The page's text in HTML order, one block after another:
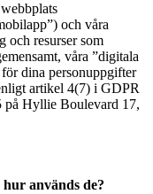
och våra
och resurser som
våra ”digitala
dina personuppgifter
artikel 4(7) i GDPR
Hyllie Boulevard 17,
används de?